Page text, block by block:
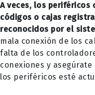
A veces, los periféricos
códigos o cajas
reconocidos por el
mala conexión de los
falta de los
conexiones y
los periféricos esté